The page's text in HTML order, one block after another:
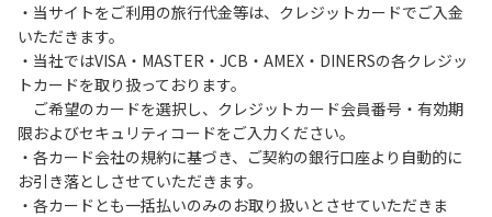
【禁止事項】
カラオケ、発電機、地面での直火による焚き火、キャンプフ
ァイヤー、打ち上げ式花火、テントサウナの設置
【注意事項】
当キャンプ場のそばを流れる歴舟川は、上流で雨が降ると短
時間で増水し、川原で遊んでいると大変危険な状態になりや
すく、過去にも増水により人が流される事故が数件起きてい
・当サイトをご利用の旅行代金等は、クレジットカードでご入金
いただきます。
・当社ではVISA・MASTER・JCB・AMEX・DINERSの各クレジッ
トカードを取り扱っております。
ご希望のカードを選択し、クレジットカード会員番号・有効期
限およびセキュリティコードをご入力ください。
・各カード会社の規約に基づき、ご契約の銀行口座より自動的に
お引き落としさせていただきます。
・各カードとも一括払いのみのお取り扱いとさせていただきま